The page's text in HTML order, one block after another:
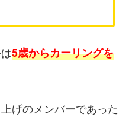
5歳からカーリングを
げのメンバーであった